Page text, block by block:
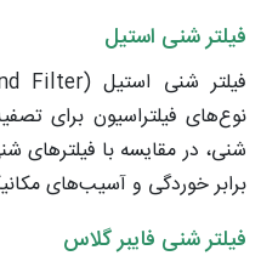
فیلتر شنی استیل
نوع‌های فیلتراسیون برای
شنی، در مقایسه با فیلترهای
برابر خوردگی و آسیب‌های
فیلتر شنی فایبر گلاس